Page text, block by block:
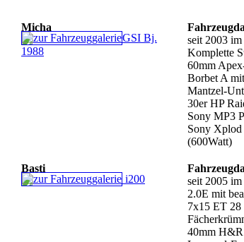
Micha
GSI Bj.
1988
seit 2003
Komplette
60mm
Borbet A
Mantzel-
30er HP
Sony MP3
Sony Xplod
(600Watt)
Basti
i200
seit 2005
2.0E mit
7x15 ET
40mm